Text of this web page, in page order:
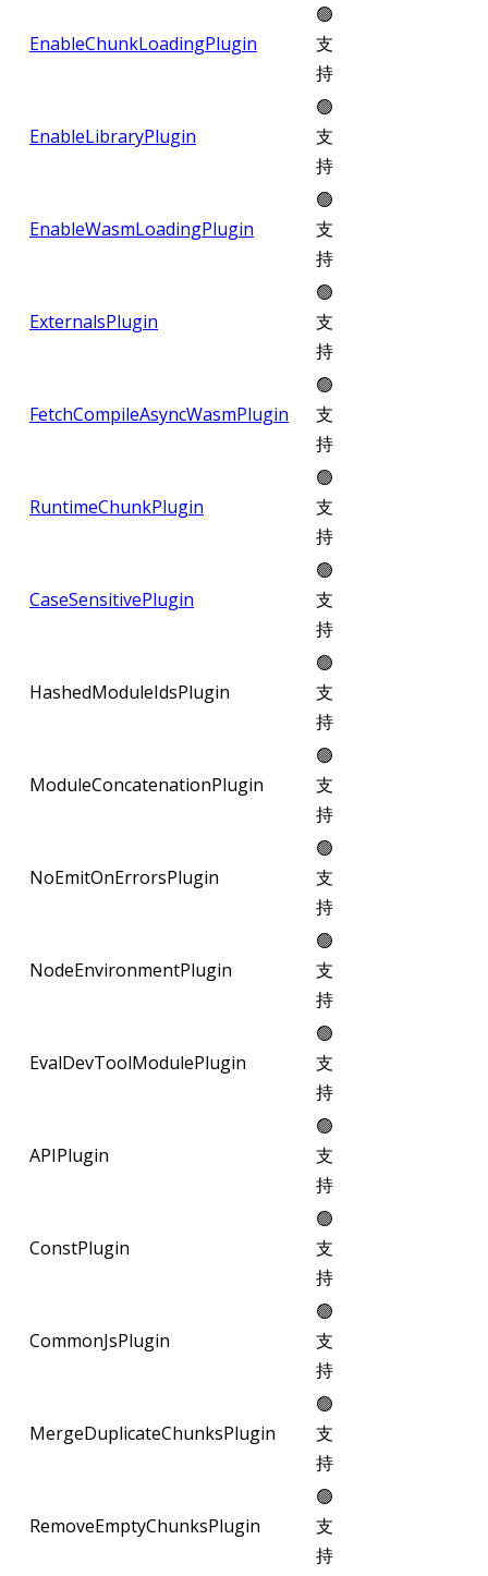
EnableChunkLoadingPlugin
🟢
支
持
EnableLibraryPlugin
🟢
支
持
EnableWasmLoadingPlugin
🟢
支
持
ExternalsPlugin
🟢
支
持
FetchCompileAsyncWasmPlugin
🟢
支
持
RuntimeChunkPlugin
🟢
支
持
CaseSensitivePlugin
🟢
支
持
HashedModuleIdsPlugin
🟢
支
持
ModuleConcatenationPlugin
🟢
支
持
NoEmitOnErrorsPlugin
🟢
支
持
NodeEnvironmentPlugin
🟢
支
持
EvalDevToolModulePlugin
🟢
支
持
APIPlugin
🟢
支
持
ConstPlugin
🟢
支
持
CommonJsPlugin
🟢
支
持
MergeDuplicateChunksPlugin
🟢
支
持
RemoveEmptyChunksPlugin
🟢
支
持